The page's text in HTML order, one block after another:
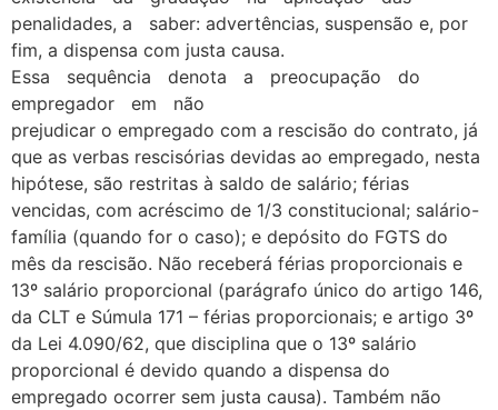
penalidades, a saber: advertências, suspensão e, por
fim, a dispensa com justa causa.
Essa sequência denota a preocupação do
empregador em não
prejudicar o empregado com a rescisão do contrato, já
que as verbas rescisórias devidas ao empregado, nesta
hipótese, são restritas à saldo de salário; férias
vencidas, com acréscimo de 1/3 constitucional; salário-
família (quando for o caso); e depósito do FGTS do
mês da rescisão. Não receberá férias proporcionais e
13º salário proporcional (parágrafo único do artigo 146,
da CLT e Súmula 171 – férias proporcionais; e artigo 3º
da Lei 4.090/62, que disciplina que o 13º salário
proporcional é devido quando a dispensa do
empregado ocorrer sem justa causa). Também não